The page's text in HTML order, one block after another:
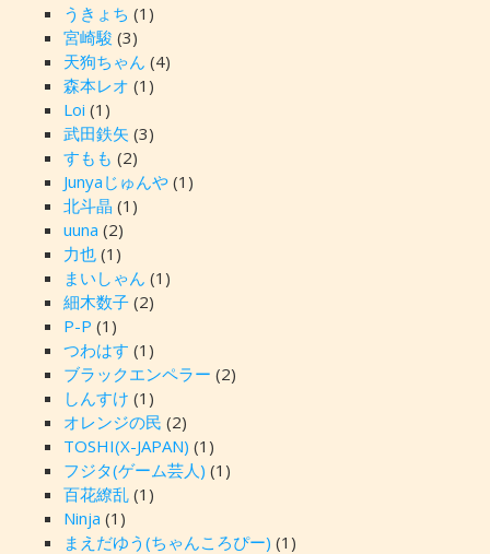
うきょち (1)
宮崎駿 (3)
天狗ちゃん (4)
森本レオ (1)
Loi (1)
武田鉄矢 (3)
すもも (2)
Junyaじゅんや(1)
北斗晶 (1)
uuna (2)
力也(1)
まいしゃん (1)
細木数子(2)
P-P (1)
つわはす (1)
ブラックエンペラー (2)
しんすけ (1)
オレンジの民 (2)
TOSHI(X-JAPAN) (1)
フジタ(ゲーム芸人) (1)
百花繚乱(1)
Ninja (1)
まえだゆう(ちゃんころぴー) (1)